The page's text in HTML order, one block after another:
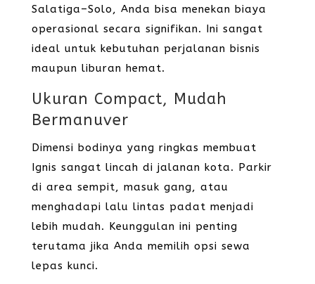
Salatiga–Solo, Anda bisa menekan biaya
operasional secara signifikan. Ini sangat
ideal untuk kebutuhan perjalanan bisnis
maupun liburan hemat.
Ukuran Compact, Mudah
Bermanuver
Dimensi bodinya yang ringkas membuat
Ignis sangat lincah di jalanan kota. Parkir
di area sempit, masuk gang, atau
menghadapi lalu lintas padat menjadi
lebih mudah. Keunggulan ini penting
terutama jika Anda memilih opsi sewa
lepas kunci.